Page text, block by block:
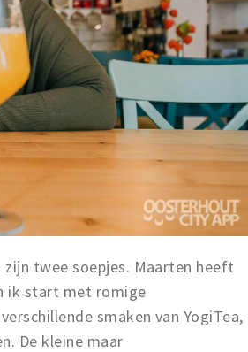
zijn twee soepjes. Maarten heeft
ik start met romige
smaken van YogiTea,
De kleine maar